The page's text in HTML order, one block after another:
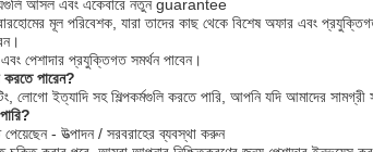
আসল এবং একেবারে নতুন guarantee
মূল পরিবেশক, যারা তাদের কাছ থেকে বিশেষ অফার এবং
পেশাদার প্রযুক্তিগত সমর্থন পাবেন।
পারেন?
লোগো ইত্যাদি সহ শিল্পকর্মগুলি করতে পারি, আপনি যদি আমাদের
- উত্পাদন / সরবরাহের ব্যবস্থা করুন